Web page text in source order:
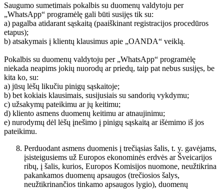
Saugumo sumetimais pokalbis su duomenų valdytoju per
„WhatsApp“ programėlę gali būti susijęs tik su:
a) pagalba atidarant sąskaitą (paaiškinant registracijos procedūros
etapus);
b) atsakymais į klientų klausimus apie „OANDA“ veiklą.
Pokalbis su duomenų valdytoju per „WhatsApp“ programėlę
niekada neapims jokių nuorodų ar priedų, taip pat nebus susijęs, be
kita ko, su:
a) jūsų lėšų likučiu pinigų sąskaitoje;
b) bet kokiais klausimais, susijusiais su sandorių vykdymu;
c) užsakymų pateikimu ar jų keitimu;
d) kliento asmens duomenų keitimu ar atnaujinimu;
e) nurodymų dėl lėšų įnešimo į pinigų sąskaitą ar išėmimo iš jos
pateikimu.
Perduodant asmens duomenis į trečiąsias šalis, t. y. gavėjams,
įsisteigusiems už Europos ekonominės erdvės ar Šveicarijos
ribų, į šalis, kurios, Europos Komisijos nuomone, neužtikrina
pakankamos duomenų apsaugos (trečiosios šalys,
neužtikrinančios tinkamo apsaugos lygio), duomenų